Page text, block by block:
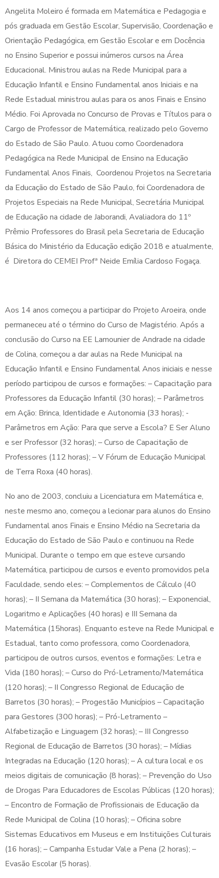
Angelita Moleiro é formada em Matemática e Pedagogia e
pós graduada em Gestão Escolar, Supervisão, Coordenação e
Orientação Pedagógica, em Gestão Escolar e em Docência
no Ensino Superior e possui inúmeros cursos na Área
Educacional. Ministrou aulas na Rede Municipal para a
Educação Infantil e Ensino Fundamental anos Iniciais e na
Rede Estadual ministrou aulas para os anos Finais e Ensino
Médio. Foi Aprovada no Concurso de Provas e Títulos para o
Cargo de Professor de Matemática, realizado pelo Governo
do Estado de São Paulo. Atuou como Coordenadora
Pedagógica na Rede Municipal de Ensino na Educação
Fundamental Anos Finais, Coordenou Projetos na Secretaria
da Educação do Estado de São Paulo, foi Coordenadora de
Projetos Especiais na Rede Municipal, Secretária Municipal
de Educação na cidade de Jaborandi, Avaliadora do 11º
Prêmio Professores do Brasil pela Secretaria de Educação
Básica do Ministério da Educação edição 2018 e atualmente,
é Diretora do CEMEI Profª Neide Emília Cardoso Fogaça.
Aos 14 anos começou a participar do Projeto Aroeira, onde
permaneceu até o término do Curso de Magistério. Após a
conclusão do Curso na EE Lamounier de Andrade na cidade
de Colina, começou a dar aulas na Rede Municipal na
Educação Infantil e Ensino Fundamental Anos iniciais e nesse
período participou de cursos e formações: – Capacitação para
Professores da Educação Infantil (30 horas); – Parâmetros
em Ação: Brinca, Identidade e Autonomia (33 horas); -
Parâmetros em Ação: Para que serve a Escola? E Ser Aluno
e ser Professor (32 horas); – Curso de Capacitação de
Professores (112 horas); – V Fórum de Educação Municipal
de Terra Roxa (40 horas).
No ano de 2003, concluiu a Licenciatura em Matemática e,
neste mesmo ano, começou a lecionar para alunos do Ensino
Fundamental anos Finais e Ensino Médio na Secretaria da
Educação do Estado de São Paulo e continuou na Rede
Municipal. Durante o tempo em que esteve cursando
Matemática, participou de cursos e evento promovidos pela
Faculdade, sendo eles: – Complementos de Cálculo (40
horas); – II Semana da Matemática (30 horas); – Exponencial,
Logaritmo e Aplicações (40 horas) e III Semana da
Matemática (15horas). Enquanto esteve na Rede Municipal e
Estadual, tanto como professora, como Coordenadora,
participou de outros cursos, eventos e formações: Letra e
Vida (180 horas); – Curso do Pró-Letramento/Matemática
(120 horas); – II Congresso Regional de Educação de
Barretos (30 horas); – Progestão Municípios – Capacitação
para Gestores (300 horas); – Pró-Letramento –
Alfabetização e Linguagem (32 horas); – III Congresso
Regional de Educação de Barretos (30 horas); – Mídias
Integradas na Educação (120 horas); – A cultura local e os
meios digitais de comunicação (8 horas); – Prevenção do Uso
de Drogas Para Educadores de Escolas Públicas (120 horas);
– Encontro de Formação de Profissionais de Educação da
Rede Municipal de Colina (10 horas); – Oficina sobre
Sistemas Educativos em Museus e em Instituições Culturais
(16 horas); – Campanha Estudar Vale a Pena (2 horas); –
Evasão Escolar (5 horas).